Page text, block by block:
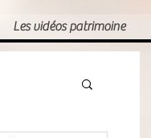
Les vidéos patrimoine